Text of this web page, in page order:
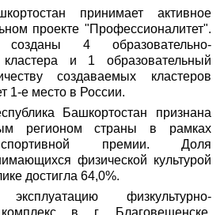
принимает активное
проекте "Профессионалитет".
4 образовательно-
кластера и 1 образовательный
создаваемых кластеров
1-е место в России.
Башкортостан признана
регионом страны в рамках
премии. Доля
физической культурой
достигла 64,0%.
физкультурно-
комплекс в г. Благовещенске,